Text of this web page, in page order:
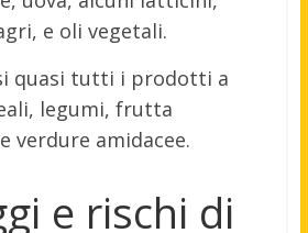
e oli vegetali.
quasi tutti i prodotti a
legumi, frutta
verdure amidacee.
e rischi di